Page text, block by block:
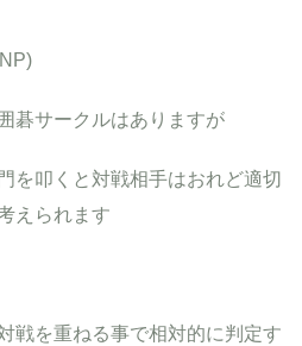
碁サークルはありますが
を叩くと対戦相手はおれど適切
えられます
戦を重ねる事で相対的に判定す